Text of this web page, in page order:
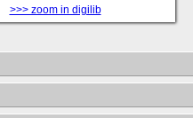
>>> zoom in digilib